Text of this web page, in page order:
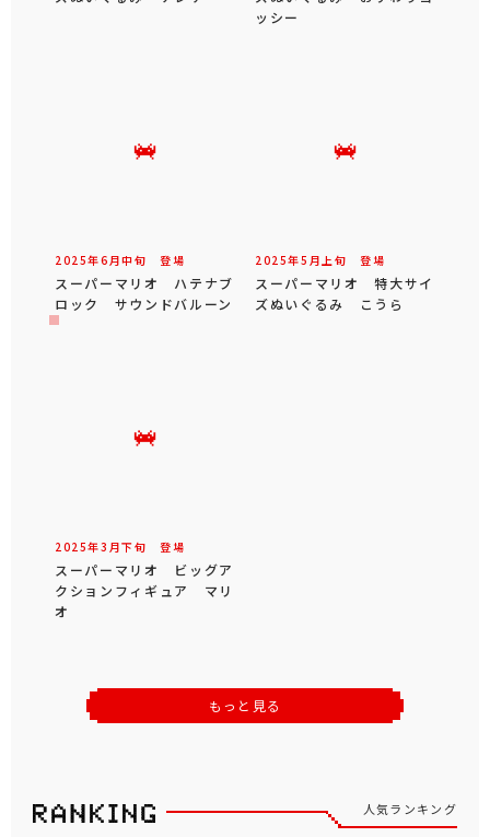
ッシー
2025年6 月中旬 登場
スーパーマリオ ハテナブ
ロック サウンドバルーン
2025年5 月 上旬 登場
スーパーマリオ 特大サイ
ズぬいぐるみ こうら
2025年3 月下旬 登場
スーパーマリオ ビッグア
クションフィギュア マリ
オ
もっと見る
人気ランキング